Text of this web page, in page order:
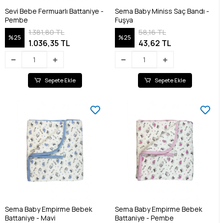
Sevi Bebe Fermuarlı Battaniye -
Pembe
%25
1.381,80 TL
1.036,35 TL
Sepete Ekle
Sema Baby Miniss Saç Bandı -
Fuşya
%25
58,16 TL
43,62 TL
Sepete Ekle
Sema Baby Empirme Bebek
Battaniye - Mavi
Sema Baby Empirme Bebek
Battaniye - Pembe